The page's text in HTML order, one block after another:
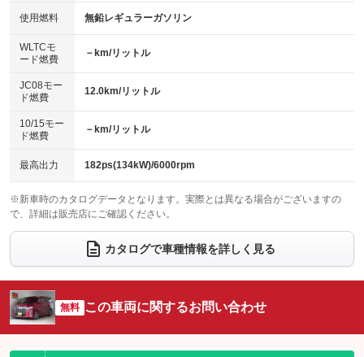
100V電源
：装備なし
センターデフロック
：装備なし
電動格納ミラー
：装備あり
バックカメラ
：装備あり
エアロ
：装備なし
：装備なし
パワーシート
ベンチシート
：装備なし
チップアップシート
：装備なし
：装備なし ：装備なし
ウォークスルー
：装備あり
電動リアゲート フロントカメラ
：装備あり
：装備なし ：装備なし
サイドカメラ
：装備なし ルーフレール
：装備なし
：装備なし
：装備なし
使用燃料 無鉛レギュラーガソリン
WLTCモ
ード燃費
－km/リットル
JC08モー
ド燃費
12.0km/リットル
10/15モー
ド燃費
－km/リットル
最高出力 182ps(134kW)/6000rpm
※新車時のカタログデータとなります。実際とは異なる場合がございますの
で、詳細は販売店にご確認ください。
カタログで車種情報を詳しく見る
無料 この車両に関するお問い合わせ